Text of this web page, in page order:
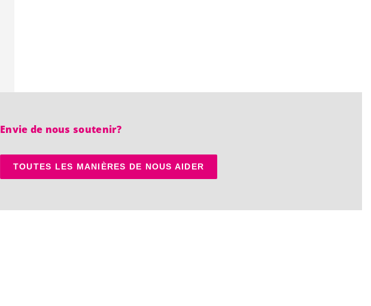
Envie de nous soutenir?
TOUTES LES MANIÈRES DE NOUS AIDER